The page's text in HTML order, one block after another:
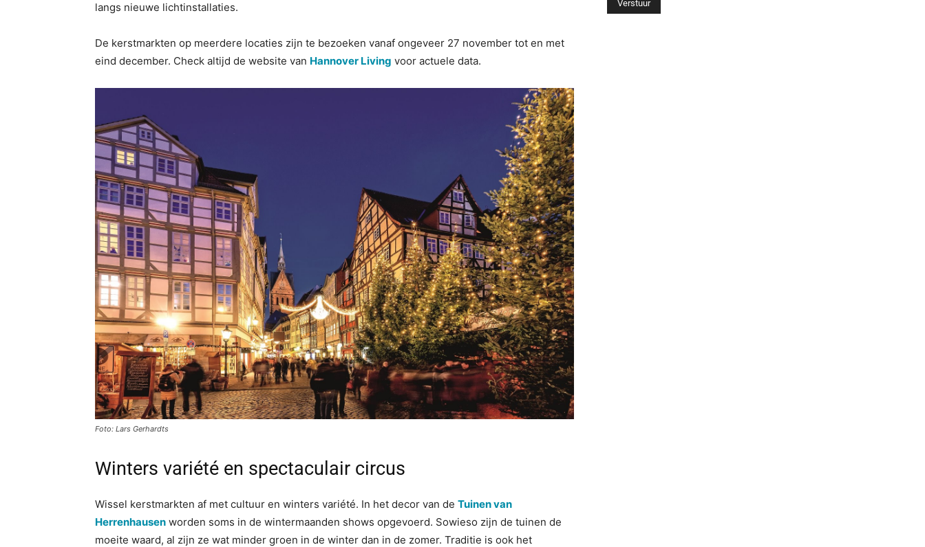
langs nieuwe lichtinstallaties.
De kerstmarkten op meerdere locaties zijn te bezoeken vanaf ongeveer 27 november tot en met
eind december. Check altijd de website van Hannover Living voor actuele data.
Foto: Lars Gerhardts
Winters variété en spectaculair circus
Wissel kerstmarkten af met cultuur en winters variété. In het decor van de Tuinen van
Herrenhausen worden soms in de wintermaanden shows opgevoerd. Sowieso zijn de tuinen de
moeite waard, al zijn ze wat minder groen in de winter dan in de zomer. Traditie is ook het